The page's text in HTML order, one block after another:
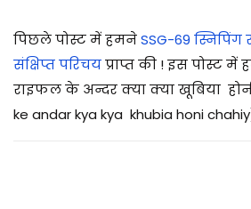
/
0
7
/
पिछले पोस्ट में हमनेSSG-69
संक्षिप्त परिचयप्राप्त की ! इस पोस्ट में
राइफल के अन्दर क्या क्या खूबिया
ke andar kya kya khubia honi